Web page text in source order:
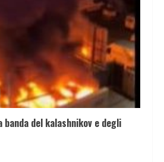
del kalashnikov e degli